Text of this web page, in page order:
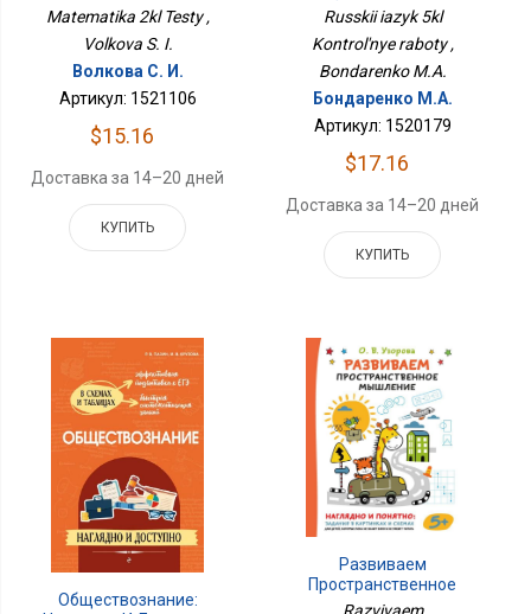
Matematika 2kl Testy ,
Volkova S. I.
Волкова С. И.
Артикул: 1521106
$15.16
Доставка за 14–20 дней
КУПИТЬ
Russkii iazyk 5kl
Kontrol'nye raboty ,
Bondarenko M.A.
Бондаренко М.А.
Артикул: 1520179
$17.16
Доставка за 14–20 дней
КУПИТЬ
Обществознание:
Развиваем
Пространственное
Мышление
Razvivaem